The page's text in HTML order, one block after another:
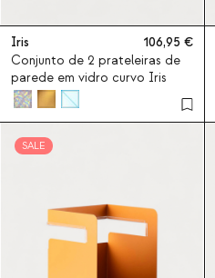
Iris
106,95
Conjunto de 2 prateleiras de
parede em vidro curvo Iris
SALE